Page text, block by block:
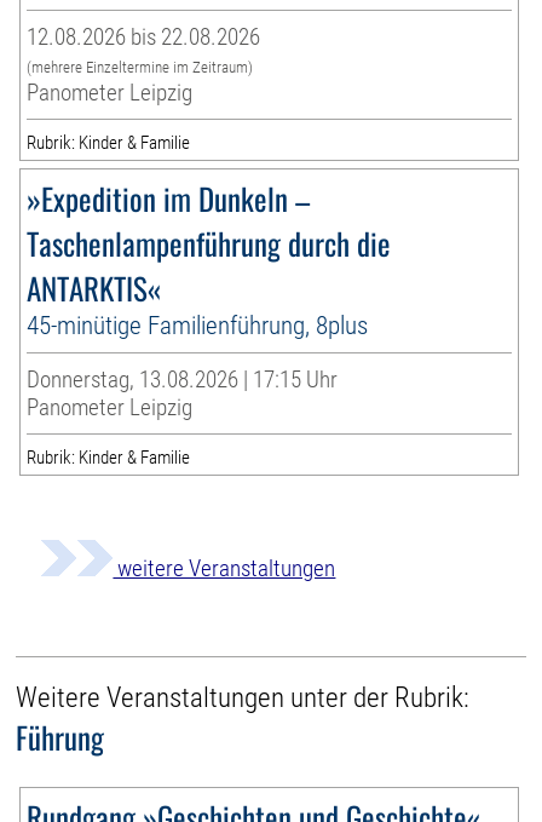
12.08.2026 bis 22.08.2026
(mehrere Einzeltermine im Zeitraum)
Panometer Leipzig
Rubrik: Kinder & Familie
»Expedition im Dunkeln –
Taschenlampenführung durch die
ANTARKTIS«
45-minütige Familienführung, 8plus
Donnerstag, 13.08.2026 | 17:15 Uhr
Panometer Leipzig
Rubrik: Kinder & Familie
weitere Veranstaltungen
Weitere Veranstaltungen unter der Rubrik:
Führung